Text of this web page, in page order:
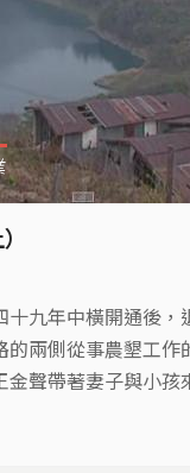
十九年中橫開通後，
的兩側從事農墾工作
金聲帶著妻子與小孩
開始拿起鋤頭在山
樹，期待更美好的